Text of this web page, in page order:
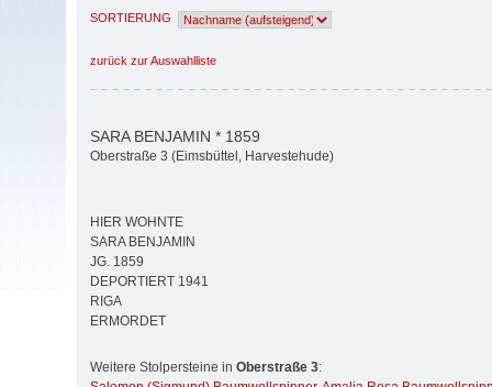
SORTIERUNG
zurück zur Auswahlliste
SARA BENJAMIN * 1859
Oberstraße 3 (Eimsbüttel, Harvestehude)
HIER WOHNTE
SARA BENJAMIN
JG. 1859
DEPORTIERT 1941
RIGA
ERMORDET
Weitere Stolpersteine in Oberstraße 3: